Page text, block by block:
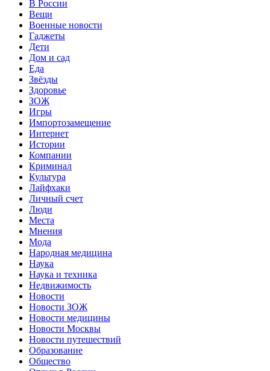
В России
Вещи
Военные новости
Гаджеты
Дети
Дом и сад
Еда
Звёзды
Здоровье
ЗОЖ
Игры
Импортозамещение
Интернет
Истории
Компании
Криминал
Культура
Лайфхаки
Личный счет
Люди
Места
Мнения
Мода
Народная медицина
Наука
Наука и техника
Недвижимость
Новости
Новости ЗОЖ
Новости медицины
Новости Москвы
Новости путешествий
Образование
Общество